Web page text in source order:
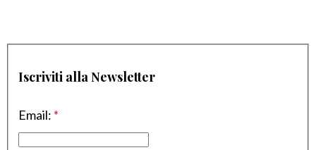
Iscriviti alla Newsletter
Email: *